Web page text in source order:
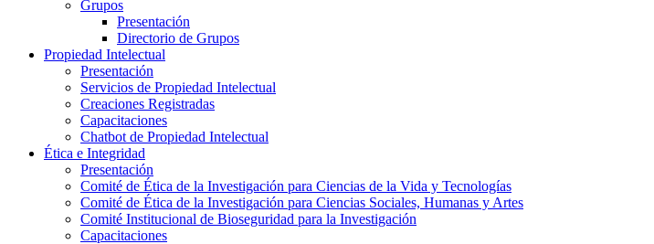
Grupos
Presentación
Directorio de Grupos
Propiedad Intelectual
Presentación
Servicios de Propiedad Intelectual
Creaciones Registradas
Capacitaciones
Chatbot de Propiedad Intelectual
Ética e Integridad
Presentación
Comité de Ética de la Investigación para Ciencias de la Vida y Tecnologías
Comité de Ética de la Investigación para Ciencias Sociales, Humanas y Artes
Comité Institucional de Bioseguridad para la Investigación
Capacitaciones